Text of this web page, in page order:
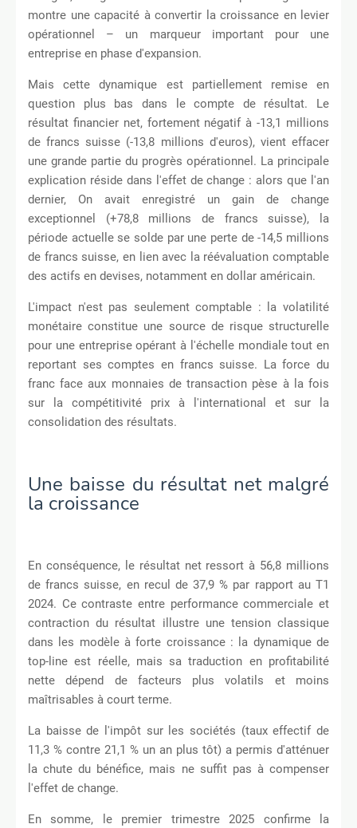
montre une capacité à convertir la croissance en levier
opérationnel – un marqueur important pour une
entreprise en phase d'expansion.
Mais cette dynamique est partiellement remise en
question plus bas dans le compte de résultat. Le
résultat financier net, fortement négatif à -13,1 millions
de francs suisse (-13,8 millions d'euros), vient effacer
une grande partie du progrès opérationnel. La principale
explication réside dans l'effet de change : alors que l'an
dernier, On avait enregistré un gain de change
exceptionnel (+78,8 millions de francs suisse), la
période actuelle se solde par une perte de -14,5 millions
de francs suisse, en lien avec la réévaluation comptable
des actifs en devises, notamment en dollar américain.
L'impact n'est pas seulement comptable : la volatilité
monétaire constitue une source de risque structurelle
pour une entreprise opérant à l'échelle mondiale tout en
reportant ses comptes en francs suisse. La force du
franc face aux monnaies de transaction pèse à la fois
sur la compétitivité prix à l'international et sur la
consolidation des résultats.
Une baisse du résultat net malgré
la croissance
En conséquence, le résultat net ressort à 56,8 millions
de francs suisse, en recul de 37,9 % par rapport au T1
2024. Ce contraste entre performance commerciale et
contraction du résultat illustre une tension classique
dans les modèle à forte croissance : la dynamique de
top-line est réelle, mais sa traduction en profitabilité
nette dépend de facteurs plus volatils et moins
maîtrisables à court terme.
La baisse de l'impôt sur les sociétés (taux effectif de
11,3 % contre 21,1 % un an plus tôt) a permis d'atténuer
la chute du bénéfice, mais ne suffit pas à compenser
l'effet de change.
En somme, le premier trimestre 2025 confirme la